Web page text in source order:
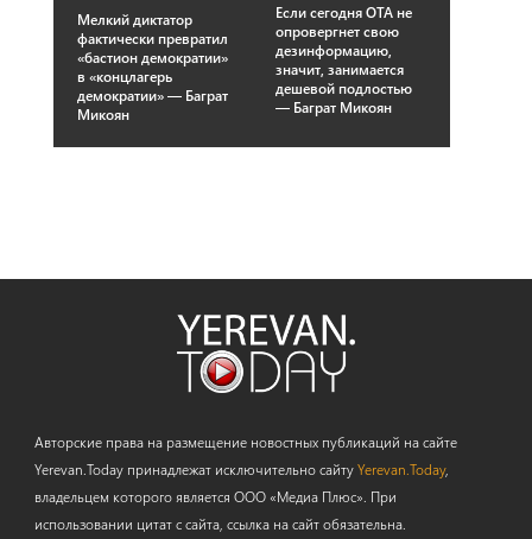
Мелкий диктатор
фактически превратил
«бастион демократии»
в «концлагерь
демократии» — Баграт
Микоян
Если сегодня ОТА не
опровергнет свою
дезинформацию,
значит, занимается
дешевой подлостью
— Баграт Микоян
Авторские права на размещение новостных публикаций на сайте
Yerevan.Today принадлежат исключительно сайтуYerevan.Today,
владельцем которого является ООО «Медиа Плюс». При
использовании цитат с сайта, ссылка на сайт обязательна.